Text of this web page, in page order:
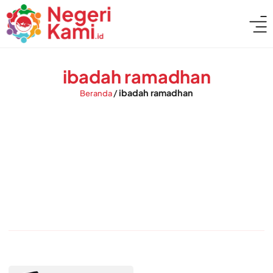
ibadah ramadhan
Beranda/ibadah ramadhan